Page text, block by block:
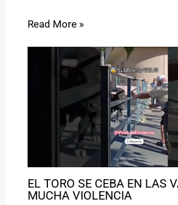
Read More »
EL TORO SE CEBA EN LAS
MUCHA VIOLENCIA